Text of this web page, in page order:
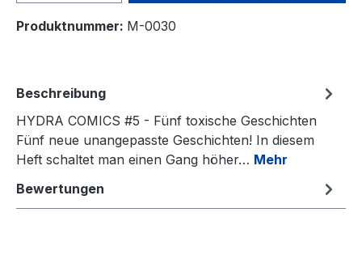
Produktnummer: M-0030
Beschreibung
HYDRA COMICS #5 - Fünf toxische Geschichten
Fünf neue unangepasste Geschichten! In diesem
Heft schaltet man einen Gang höher… Mehr
Bewertungen